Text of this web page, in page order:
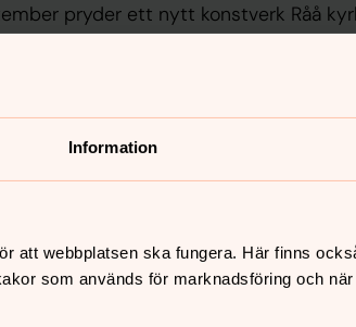
Information
att webbplatsen ska fungera. Här finns
som används för marknadsföring och
pryder ett nytt konstverk Råå
till Kyrkogårdsförvaltningen av